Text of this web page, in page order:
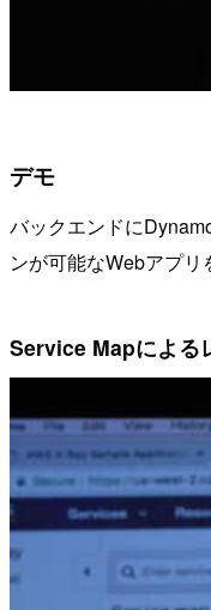
デモ
バックエンドに
ンが可能なWebアプリ
Service Mapによる